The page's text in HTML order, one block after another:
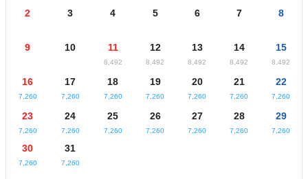
2 3 4 5 6 7 8
9 10 11
8,492
12
8,492
13
8,492
14
8,492
15
8,492
16
7,260
17
7,260
18
7,260
19
7,260
20
7,260
21
7,260
22
7,260
23
7,260
24
7,260
25
7,260
26
7,260
27
7,260
28
7,260
29
7,260
30
7,260
31
7,260